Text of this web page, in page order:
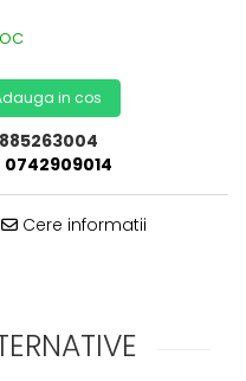
in cos
0742909014
Cere informatii